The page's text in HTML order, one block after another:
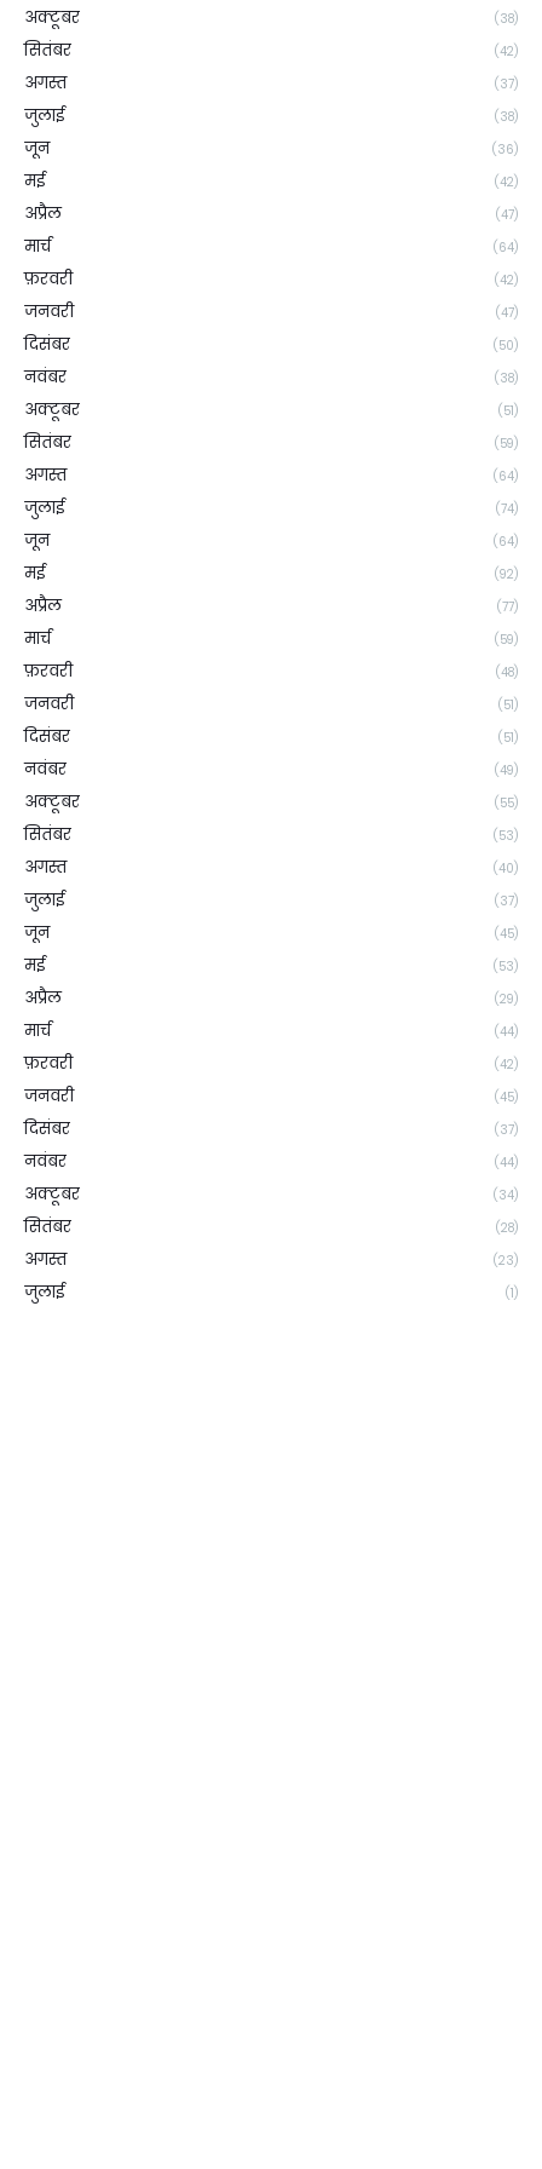
अक्टूबर (38)
सितंबर (42)
अगस्त (37)
जुलाई (38)
जून (36)
मई (42)
अप्रैल (47)
मार्च (64)
फ़रवरी (42)
जनवरी (47)
दिसंबर (50)
नवंबर (38)
अक्टूबर (51)
सितंबर (59)
अगस्त (64)
जुलाई (74)
जून (64)
मई (92)
अप्रैल (77)
मार्च (59)
फ़रवरी (48)
जनवरी (51)
दिसंबर (51)
नवंबर (49)
अक्टूबर (55)
सितंबर (53)
अगस्त (40)
जुलाई (37)
जून (45)
मई (53)
अप्रैल (29)
मार्च (44)
फ़रवरी (42)
जनवरी (45)
दिसंबर (37)
नवंबर (44)
अक्टूबर (34)
सितंबर (28)
अगस्त (23)
जुलाई (1)